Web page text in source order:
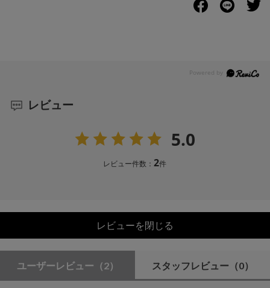
レビュー
5.0
レビュー件数：2件
レビューを閉じる
ユーザーレビュー （2） スタッフレビュー （0）